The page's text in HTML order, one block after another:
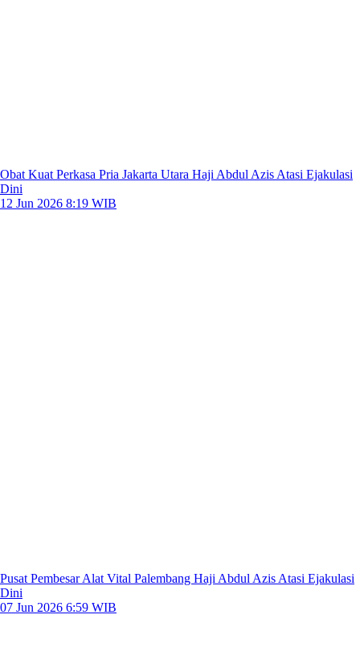
Obat Kuat Perkasa Pria Jakarta Utara Haji Abdul Azis Atasi Ejakulasi
Dini
12 Jun 2026 8:19 WIB
Pusat Pembesar Alat Vital Palembang Haji Abdul Azis Atasi Ejakulasi
Dini
07 Jun 2026 6:59 WIB